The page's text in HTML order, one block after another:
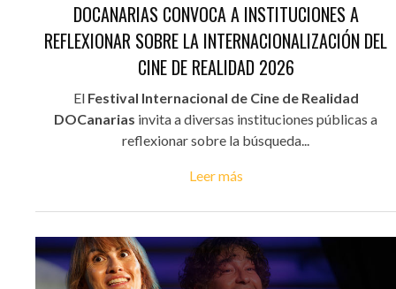
DOCANARIAS CONVOCA A INSTITUCIONES A
REFLEXIONAR SOBRE LA INTERNACIONALIZACIÓN DEL
CINE DE REALIDAD 2026
El Festival Internacional de Cine de Realidad
DOCanarias invita a diversas instituciones públicas a
reflexionar sobre la búsqueda...
Leer más